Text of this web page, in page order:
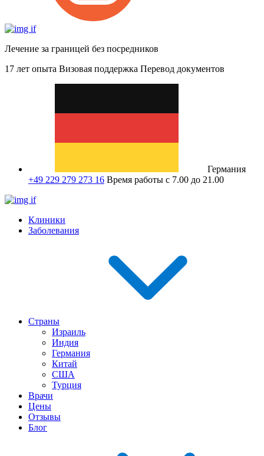
Лечение за границей без посредников
17 лет опыта Визовая поддержка Перевод документов
Германия
+49 229 279 273 16 Время работы с 7.00 до 21.00
Клиники
Заболевания
Страны
Израиль
Индия
Германия
Китай
США
Турция
Врачи
Цены
Отзывы
Блог